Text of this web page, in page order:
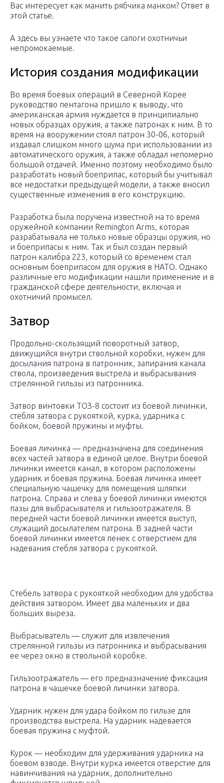
Вас интересует как манить рябчика манком? Ответ в
этой статье.
А здесь вы узнаете что такое сапоги охотничьи
непромокаемые.
История создания модификации
Во время боевых операций в Северной Корее
руководство пентагона пришло к выводу, что
американская армия нуждается в принципиально
новых образцах оружия, а также патронах к ним. В то
время на вооружении стоял патрон 30-06, который
издавал слишком много шума при использовании из
автоматического оружия, а также обладал непомерно
большой отдачей. Именно поэтому необходимо было
разработать новый боеприпас, который бы учитывал
все недостатки предыдущей модели, а также вносил
существенные изменения в его конструкцию.
Разработка была поручена известной на то время
оружейной компании Remington Arms, которая
разрабатывала не только новые образцы оружия, но
и боеприпасы к ним. Так и был создан первый
патрон калибра 223, который со временем стал
основным боеприпасом для оружия в НАТО. Однако
различные его модификации нашли применение и в
гражданской сфере деятельности, включая и
охотничий промысел.
Затвор
Продольно-скользящий поворотный затвор,
движущийся внутри ствольной коробки, нужен для
досылания патрона в патронник, запирания канала
ствола, произведения выстрела и выбрасывания
стрелянной гильзы из патронника.
Затвор винтовки ТОЗ-8 состоит из боевой личинки,
стебля затвора с рукояткой, курка, ударника с
бойком, боевой пружины и муфты.
Боевая личинка — предназначена для соединения
всех частей затвора в единой целое. Внутри боевой
личинки имеется канал, в котором расположены
ударник и боевая пружина. Боевая личинка имеет
специальную чашечку для помещения шляпки
патрона. Справа и слева у боевой личинки имеются
пазы для выбрасывателя и гильзоотражателя. В
передней части боевой личинки имеется выступ,
служащий досылателем патрона. В задней части
боевой личинки имеется пенек с отверстием для
надевания стебля затвора с рукояткой.
Стебель затвора с рукояткой необходим для удобства
действия затвором. Имеет два маленьких и два
больших выреза.
Выбрасыватель — служит для извлечения
стрелянной гильзы из патронника и выбрасывания
ее через окно в ствольной коробке.
Гильзоотражатель — его предназначение фиксация
патрона в чашечке боевой личинки затвора.
Ударник нужен для удара бойком по гильзе для
производства выстрела. На ударник надевается
боевая пружина с муфтой.
Курок — необходим для удерживания ударника на
боевом взводе. Внутри курка имеется отверстие для
навинчивания на ударник, дополнительно